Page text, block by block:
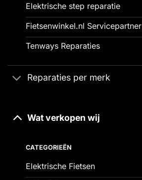
Elektrische step reparatie
Fietsenwinkel.nl Servicepartner
Tenways Reparaties
Reparaties per merk
Wat verkopen wij
CATEGORIEËN
Elektrische Fietsen